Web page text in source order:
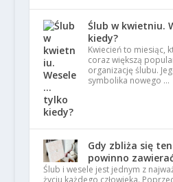
Ślub w kwietniu.
kiedy?
Kwiecień to miesiąc,
coraz większą
organizację ślubu.
symbolika nowego …
Gdy zbliża się
powinno
Ślub i wesele jest jednym z
życiu każdego człowieka.